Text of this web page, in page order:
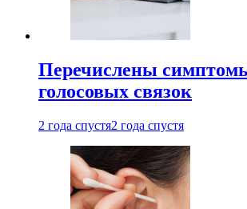
Перечислены
голосовых связок
2 года спустя2 года спустя